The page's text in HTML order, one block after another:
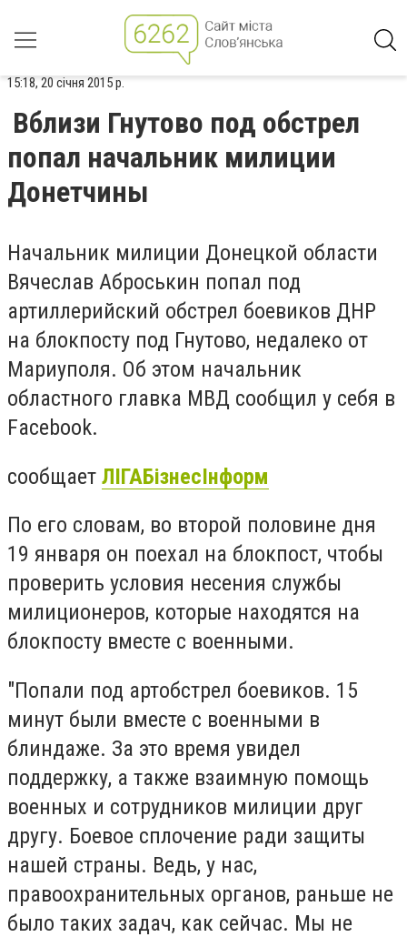
15:18, 20 січня 2015 р.
Вблизи Гнутово под обстрел
попал начальник милиции
Донетчины
Начальник милиции Донецкой области
Вячеслав Аброськин попал под
артиллерийский обстрел боевиков ДНР
на блокпосту под Гнутово, недалеко от
Мариуполя. Об этом начальник
областного главка МВД сообщил у себя в
Facebook.
сообщает ЛІГАБізнесІнформ
По его словам, во второй половине дня
19 января он поехал на блокпост, чтобы
проверить условия несения службы
милиционеров, которые находятся на
блокпосту вместе с военными.
"Попали под артобстрел боевиков. 15
минут были вместе с военными в
блиндаже. За это время увидел
поддержку, а также взаимную помощь
военных и сотрудников милиции друг
другу. Боевое сплочение ради защиты
нашей страны. Ведь, у нас,
правоохранительных органов, раньше не
было таких задач, как сейчас. Мы не